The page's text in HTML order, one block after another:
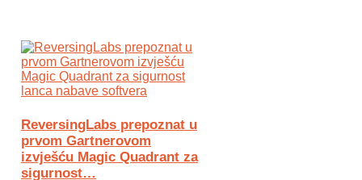
ReversingLabs prepoznat u
prvom Gartnerovom
izvješću Magic Quadrant za
sigurnost…